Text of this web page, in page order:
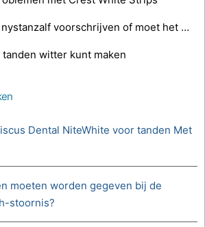
Kan een tandarts nystanzalf voorschrijven of moet het nystatinezalf zijn?
witter kunt maken
Dental NiteWhite voor tanden Met
moeten worden gegeven bij de
stoornis?